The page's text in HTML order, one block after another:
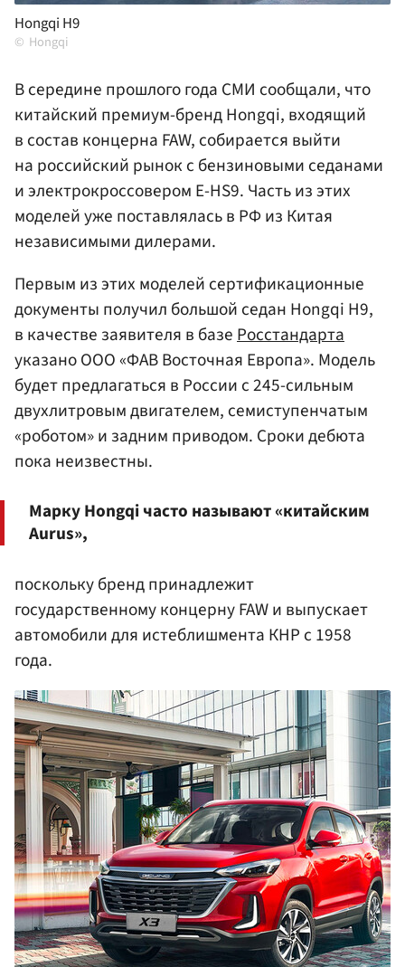
Hongqi H9
Hongqi
В середине прошлого года СМИ сообщали, что
китайский премиум-бренд Hongqi, входящий
в состав концерна FAW, собирается выйти
на российский рынок с бензиновыми седанами
и электрокроссовером E-HS9. Часть из этих
моделей уже поставлялась в РФ из Китая
независимыми дилерами.
Первым из этих моделей сертификационные
документы получил большой седан Hongqi H9,
в качестве заявителя в базеРосстандарта
указано ООО «ФАВ Восточная Европа». Модель
будет предлагаться в России с 245-сильным
двухлитровым двигателем, семиступенчатым
«роботом» и задним приводом. Сроки дебюта
пока неизвестны.
Марку Hongqi часто называют «китайским
Aurus»,
поскольку бренд принадлежит
государственному концерну FAW и выпускает
автомобили для истеблишмента КНР с 1958
года.